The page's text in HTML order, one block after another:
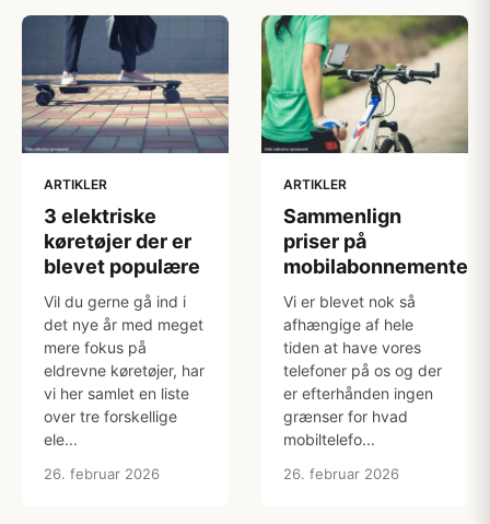
ARTIKLER
3 elektriske
køretøjer der er
blevet populære
Vil du gerne gå ind i
det nye år med meget
mere fokus på
eldrevne køretøjer, har
vi her samlet en liste
over tre forskellige
ele...
26. februar 2026
ARTIKLER
Sammenlign
priser på
mobilabonnementer
Vi er blevet nok så
afhængige af hele
tiden at have vores
telefoner på os og der
er efterhånden ingen
grænser for hvad
mobiltelefo...
26. februar 2026